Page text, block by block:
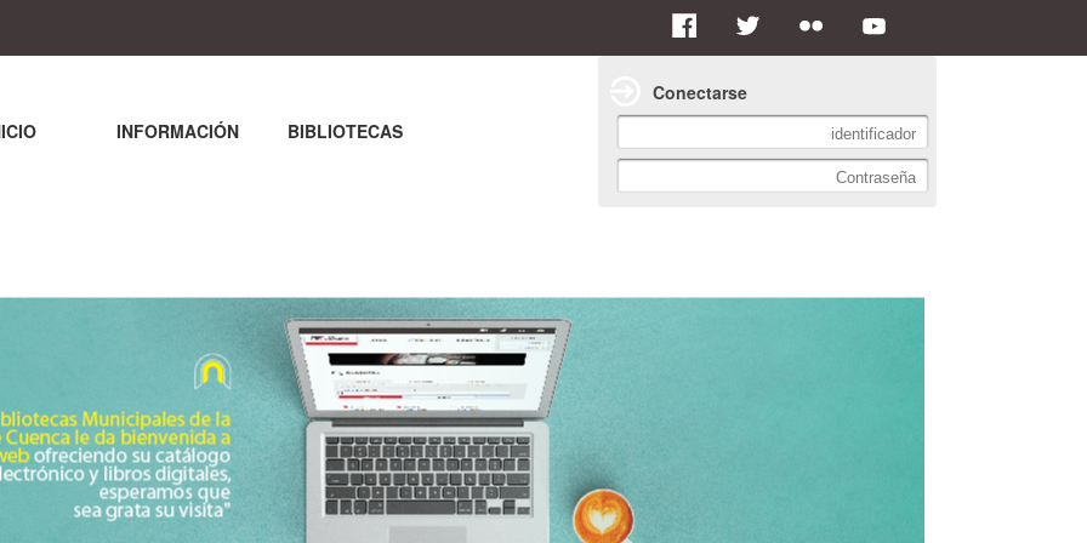
INFORMACIÓN BIBLIOTECAS
Conectarse